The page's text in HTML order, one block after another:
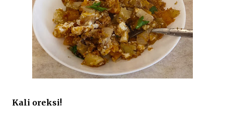
Kali oreksi!